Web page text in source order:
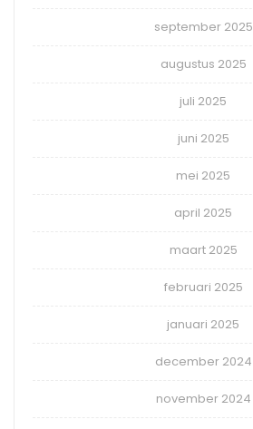
september 2025
augustus 2025
juli 2025
juni 2025
mei 2025
april 2025
maart 2025
februari 2025
januari 2025
december 2024
november 2024